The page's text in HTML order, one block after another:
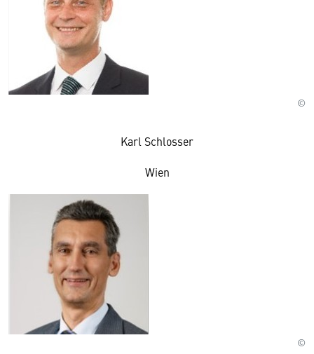
©
Karl Schlosser
Wien
©